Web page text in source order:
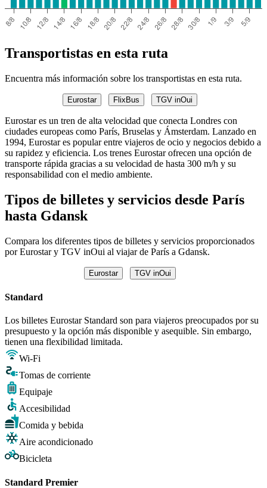
Transportistas en esta ruta
Encuentra más información sobre los transportistas en esta ruta.
Eurostar FlixBus TGV inOui
Eurostar es un tren de alta velocidad que conecta Londres con
ciudades europeas como París, Bruselas y Ámsterdam. Lanzado en
1994, Eurostar es popular entre viajeros de ocio y negocios debido a
su rapidez y eficiencia. Los trenes Eurostar ofrecen una opción de
transporte rápida gracias a su velocidad de hasta 300 m/h y su
responsabilidad con el medio ambiente.
Tipos de billetes y servicios desde París
hasta Gdansk
Compara los diferentes tipos de billetes y servicios proporcionados
por Eurostar y TGV inOui al viajar de París a Gdansk.
Eurostar TGV inOui
Standard
Los billetes Eurostar Standard son para viajeros preocupados por su
presupuesto y la opción más disponible y asequible. Sin embargo,
tienen una flexibilidad limitada.
Wi-Fi
Tomas de corriente
Equipaje
Accesibilidad
Comida y bebida
Aire acondicionado
Bicicleta
Standard Premier